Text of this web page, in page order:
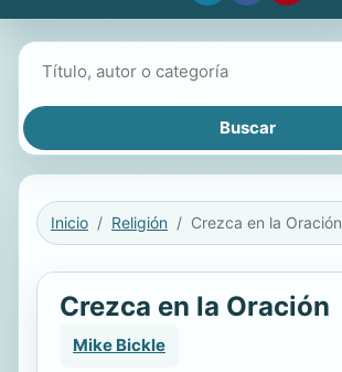
Inicio Religión Crezca en la Oración
Crezca en la Oración
Mike Bickle